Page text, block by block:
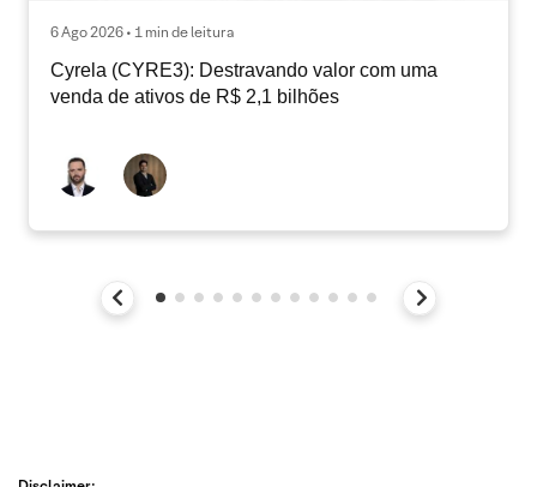
6 Ago 2026 • 1 min de leitura
Cyrela (CYRE3): Destravando valor com uma
venda de ativos de R$ 2,1 bilhões